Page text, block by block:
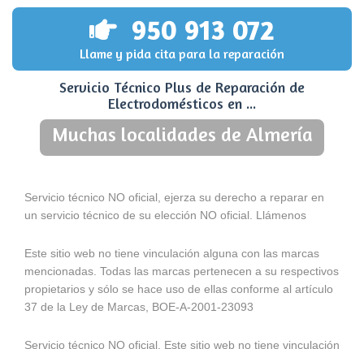
950 913 072
Llame y pida cita para la reparación
Servicio Técnico Plus de Reparación de
Electrodomésticos en ...
Muchas localidades de Almería
Servicio técnico NO oficial, ejerza su derecho a reparar en
un servicio técnico de su elección NO oficial. Llámenos
Este sitio web no tiene vinculación alguna con las marcas
mencionadas. Todas las marcas pertenecen a su respectivos
propietarios y sólo se hace uso de ellas conforme al artículo
37 de la Ley de Marcas, BOE-A-2001-23093
Servicio técnico NO oficial. Este sitio web no tiene vinculación